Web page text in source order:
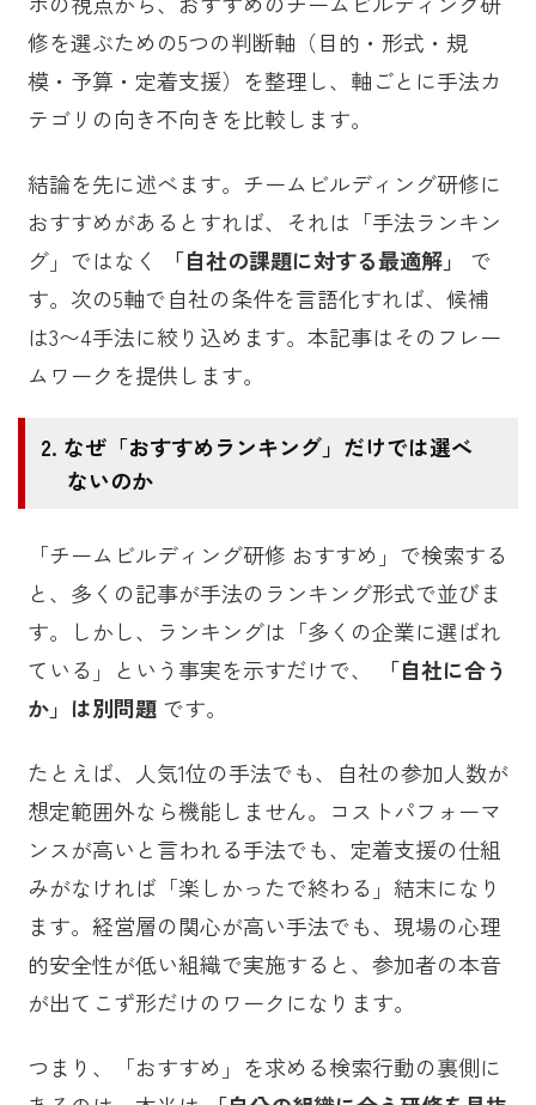
修を選ぶための5つの判断軸（目的・形式・規
模・予算・定着支援）を整理し、軸ごとに手法カ
テゴリの向き不向きを比較します。
結論を先に述べます。チームビルディング研修に
おすすめがあるとすれば、それは「手法ランキン
グ」ではなく
「自社の課題に対する最適解」
で
す。次の5軸で自社の条件を言語化すれば、候補
は3〜4手法に絞り込めます。本記事はそのフレー
ムワークを提供します。
なぜ「おすすめランキング」だけでは選べ
ないのか
「チームビルディング研修 おすすめ」で検索する
と、多くの記事が手法のランキング形式で並びま
す。しかし、ランキングは「多くの企業に選ばれ
ている」という事実を示すだけで、
「自社に合う
か」は別問題 です。
たとえば、人気1位の手法でも、自社の参加人数が
想定範囲外なら機能しません。コストパフォーマ
ンスが高いと言われる手法でも、定着支援の仕組
みがなければ「楽しかったで終わる」結末になり
ます。経営層の関心が高い手法でも、現場の心理
的安全性が低い組織で実施すると、参加者の本音
が出てこず形だけのワークになります。
つまり、「おすすめ」を求める検索行動の裏側に